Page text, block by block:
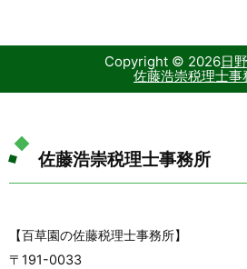
Copyright © 2026日
佐藤浩崇税理士事
佐藤浩崇税理士事務所
【百草園の佐藤税理士事務所】
〒191-0033